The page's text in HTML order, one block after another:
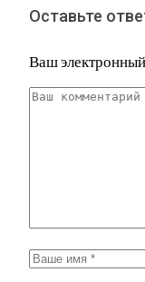
Оставьте
Ваш